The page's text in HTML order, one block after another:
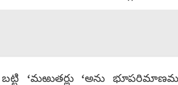
‘మఱుతర్లు ‘అను